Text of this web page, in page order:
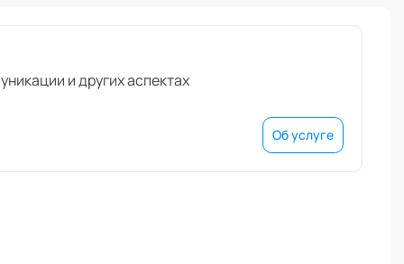
и других аспектах
Об услуге